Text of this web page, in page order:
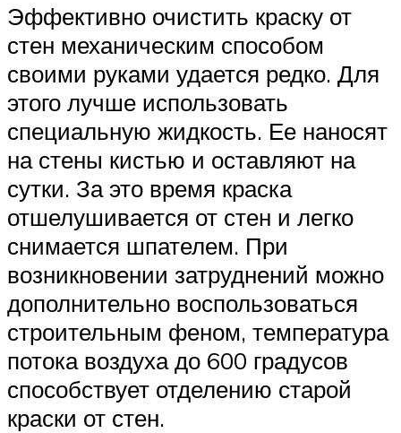
Эффективно очистить краску от
стен механическим способом
своими руками удается редко. Для
этого лучше использовать
специальную жидкость. Ее наносят
на стены кистью и оставляют на
сутки. За это время краска
отшелушивается от стен и легко
снимается шпателем. При
возникновении затруднений можно
дополнительно воспользоваться
строительным феном, температура
потока воздуха до 600 градусов
способствует отделению старой
краски от стен.